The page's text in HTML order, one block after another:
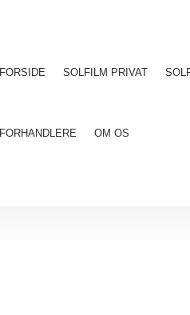
FORSIDE SOLFILM PRIVAT
FORHANDLERE OM OS